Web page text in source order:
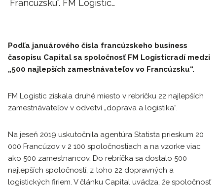
Francúzsku“. FM Logistic…
Podľa januárového čísla francúzskeho business
časopisu Capital sa spoločnosť FM Logisticradí medzi
„500 najlepších zamestnávateľov vo Francúzsku“.
FM Logistic získala druhé miesto v rebríčku 22 najlepších
zamestnávateľov v odvetví „doprava a logistika“.
Na jeseň 2019 uskutočnila agentúra Statista prieskum 20
000 Francúzov v 2 100 spoločnostiach a na vzorke viac
ako 500 zamestnancov. Do rebríčka sa dostalo 500
najlepších spoločností, z toho 22 dopravných a
logistických firiem. V článku Capital uvádza, že spoločnosť